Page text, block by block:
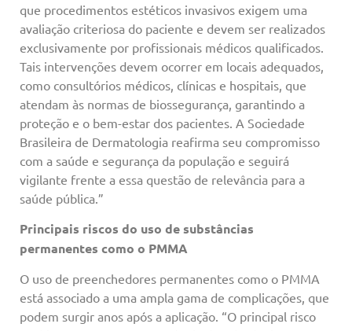
que procedimentos estéticos invasivos exigem uma
avaliação criteriosa do paciente e devem ser realizados
exclusivamente por profissionais médicos qualificados.
Tais intervenções devem ocorrer em locais adequados,
como consultórios médicos, clínicas e hospitais, que
atendam às normas de biossegurança, garantindo a
proteção e o bem-estar dos pacientes. A Sociedade
Brasileira de Dermatologia reafirma seu compromisso
com a saúde e segurança da população e seguirá
vigilante frente a essa questão de relevância para a
saúde pública.”
Principais riscos do uso de substâncias
permanentes como o PMMA
O uso de preenchedores permanentes como o PMMA
está associado a uma ampla gama de complicações, que
podem surgir anos após a aplicação. “O principal risco